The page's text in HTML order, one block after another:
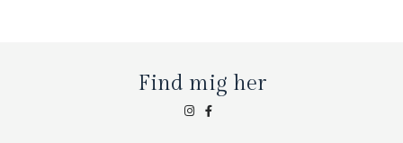
Find mig her